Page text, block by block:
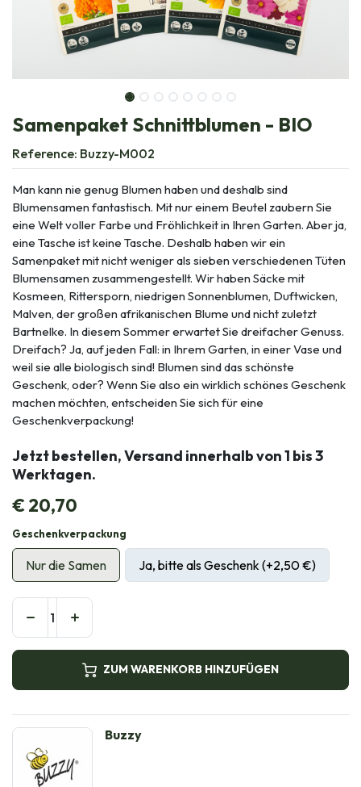
Samenpaket Schnittblumen - BIO
Reference: Buzzy-M002
Man kann nie genug Blumen haben und deshalb sind
Blumensamen fantastisch. Mit nur einem Beutel zaubern Sie
eine Welt voller Farbe und Fröhlichkeit in Ihren Garten. Aber ja,
eine Tasche ist keine Tasche. Deshalb haben wir ein
Samenpaket mit nicht weniger als sieben verschiedenen Tüten
Blumensamen zusammengestellt. Wir haben Säcke mit
Kosmeen, Rittersporn, niedrigen Sonnenblumen, Duftwicken,
Malven, der großen afrikanischen Blume und nicht zuletzt
Bartnelke. In diesem Sommer erwartet Sie dreifacher Genuss.
Dreifach? Ja, auf jeden Fall: in Ihrem Garten, in einer Vase und
weil sie alle biologisch sind! Blumen sind das schönste
Geschenk, oder? Wenn Sie also ein wirklich schönes Geschenk
machen möchten, entscheiden Sie sich für eine
Geschenkverpackung!
Jetzt bestellen, Versand innerhalb von 1 bis 3
Werktagen.
€20,70
Geschenkverpackung
Nur die Samen Ja, bitte als Geschenk (+2,50 €)
ZUM WARENKORB HINZUFÜGEN
Buzzy